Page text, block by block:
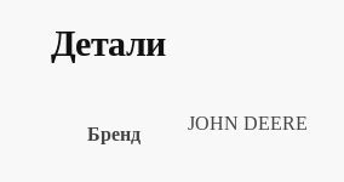
Детали
Бренд
JOHN DEERE